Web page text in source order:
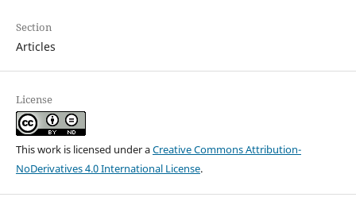
Section
Articles
License
This work is licensed under aCreative Commons Attribution-
NoDerivatives 4.0 International License.